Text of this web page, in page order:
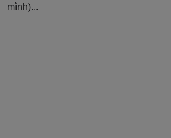
mình)...